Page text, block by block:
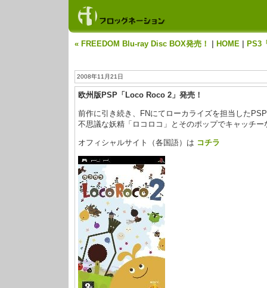
« FREEDOM Blu-ray Disc BOX発売！ HOME PS3
2008年11月21日
欧州版PSP「Loco Roco 2」発売！
前作に引き続き、FNにてローカライズを担当した
不思議な妖精「ロコロコ」とそのポップでキャッチ
オフィシャルサイト（各国語）は コチラ